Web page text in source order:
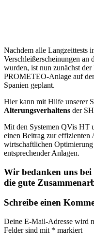
Nachdem alle Langzeittests
Verschleißerscheinungen an
wurden, ist nun zunächst
PROMETEO-Anlage auf
Spanien geplant.
Hier kann mit Hilfe unserer
Alterungsverhaltens der
Mit den Systemen QVis
einen Beitrag zur
wirtschaftlichen
entsprechender Anlagen.
Wir bedanken uns
die gute
Schreibe einen
Deine E-Mail-Adresse wird
Felder sind mit * markiert